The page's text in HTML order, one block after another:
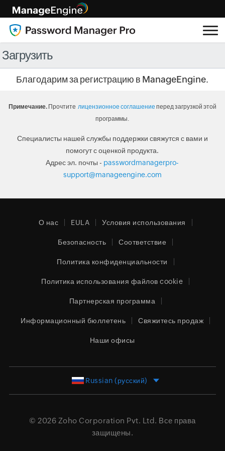
Загрузить
Благодарим за регистрацию в ManageEngine.
Примечание.Прочтите лицензионное соглашение перед загрузкой этой
программы.
Специалисты нашей службы поддержки свяжутся с вами и
помогут с оценкой продукта.
Адрес эл. почты - passwordmanagerpro-
support@manageengine.com
О нас EULA Условия использования
Безопасность Соответствие
Политика конфиденциальности
Политика использования файлов cookie
Партнерская программа
Информационный бюллетень Свяжитесь продаж
Наши офисы
Russian (русский)
© 2026 Zoho Corporation Pvt. Ltd. Все права
защищены.